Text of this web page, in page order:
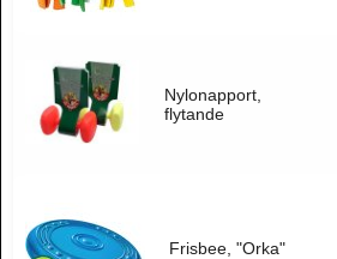
Nylonapport,
flytande
Frisbee, "Orka"